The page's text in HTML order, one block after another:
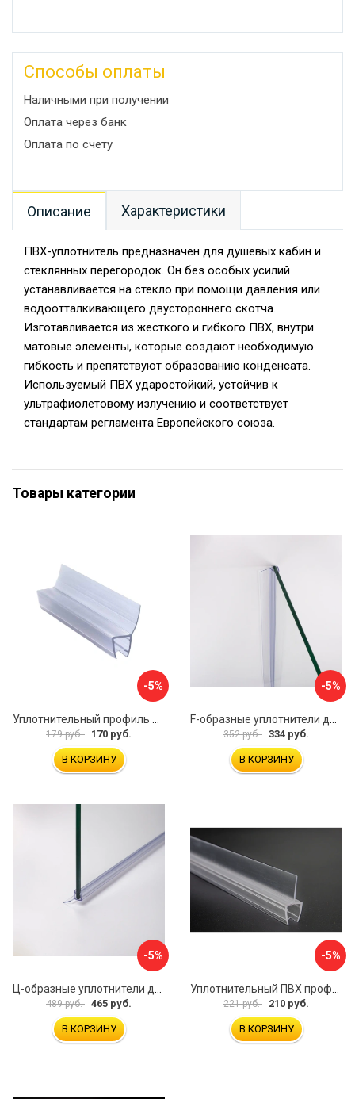
Способы оплаты
Наличными при получении
Оплата через банк
Оплата по счету
Описание Характеристики
ПВХ-уплотнитель предназначен для душевых кабин и
стеклянных перегородок. Он без особых усилий
устанавливается на стекло при помощи давления или
водоотталкивающего двустороннего скотча.
Изготавливается из жесткого и гибкого ПВХ, внутри
матовые элементы, которые создают необходимую
гибкость и препятствуют образованию конденсата.
Используемый ПВХ ударостойкий, устойчив к
ультрафиолетовому излучению и соответствует
стандартам регламента Европейского союза.
Товары категории
-5%
179 руб. 170 руб.
В КОРЗИНУ
-5%
352 руб. 334 руб.
В КОРЗИНУ
-5%
Ц-образные уплотнители для душевой кабины IDDIS 965S8003DZ
489 руб. 465 руб.
В КОРЗИНУ
-5%
Уплотнительный ПВХ профиль для стекла 8 мм SERVICE PLUS PVH04-908KW8
221 руб. 210 руб.
В КОРЗИНУ